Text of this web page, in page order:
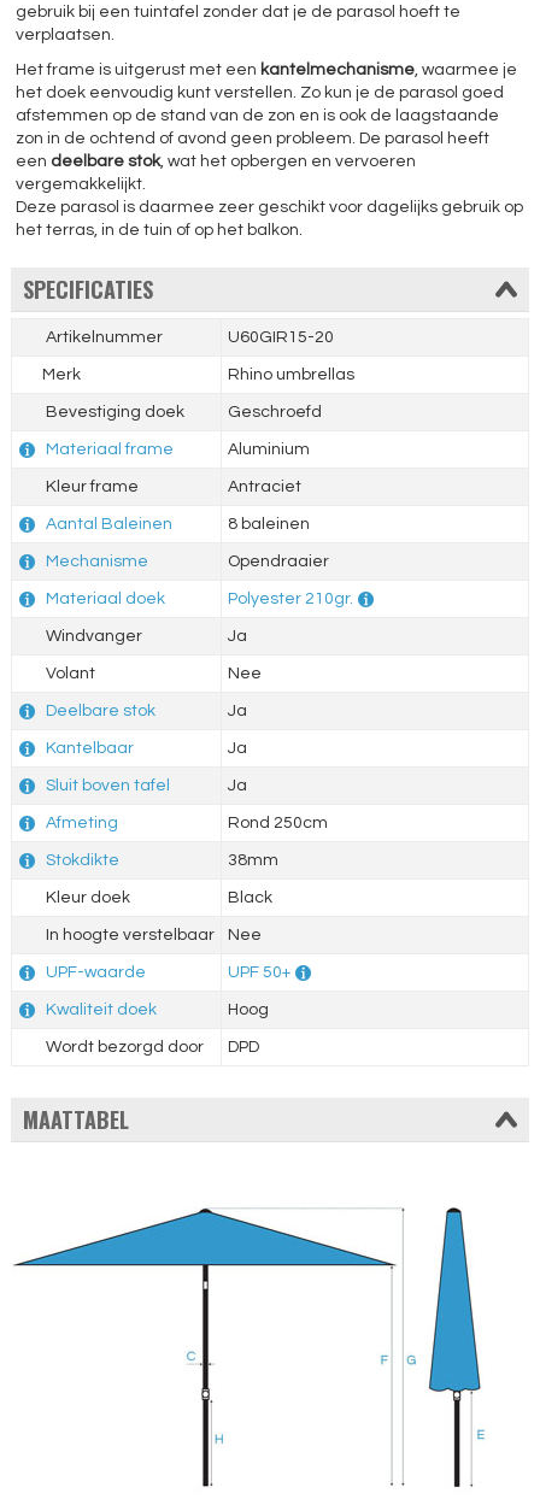
gebruik bij een tuintafel zonder dat je de parasol hoeft te
verplaatsen.
Het frame is uitgerust met een kantelmechanisme, waarmee je
het doek eenvoudig kunt verstellen. Zo kun je de parasol goed
afstemmen op de stand van de zon en is ook de laagstaande
zon in de ochtend of avond geen probleem. De parasol heeft
een deelbare stok, wat het opbergen en vervoeren
vergemakkelijkt.
Deze parasol is daarmee zeer geschikt voor dagelijks gebruik op
het terras, in de tuin of op het balkon.
SPECIFICATIES
Artikelnummer U60GIR15-20
Merk Rhino umbrellas
Bevestiging doek Geschroefd
Materiaal frame Aluminium
Kleur frame Antraciet
Aantal Baleinen 8 baleinen
Mechanisme Opendraaier
Materiaal doek Polyester 210gr.
Windvanger Ja
Volant Nee
Deelbare stok Ja
Kantelbaar Ja
Sluit boven tafel Ja
Afmeting Rond 250cm
Stokdikte 38mm
Kleur doek Black
In hoogte verstelbaar Nee
UPF-waarde UPF 50+
Kwaliteit doek Hoog
Wordt bezorgd door DPD
MAATTABEL